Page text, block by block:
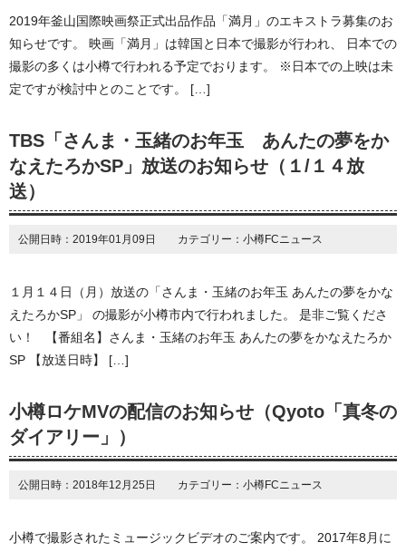
2019年釜山国際映画祭正式出品作品「満月」のエキストラ募集のお
知らせです。 映画「満月」は韓国と日本で撮影が行われ、 日本での
撮影の多くは小樽で行われる予定でおります。 ※日本での上映は未
定ですが検討中とのことです。 […]
TBS「さんま・玉緒のお年玉 あんたの夢をか
なえたろかSP」放送のお知らせ（１/１４放
送）
公開日時：2019年01月09日 カテゴリー：小樽FCニュース
１月１４日（月）放送の「さんま・玉緒のお年玉 あんたの夢をかな
えたろかSP」 の撮影が小樽市内で行われました。 是非ご覧くださ
い！ 【番組名】さんま・玉緒のお年玉 あんたの夢をかなえたろか
SP 【放送日時】 […]
小樽ロケMVの配信のお知らせ（Qyoto「真冬の
ダイアリー」）
公開日時：2018年12月25日 カテゴリー：小樽FCニュース
小樽で撮影されたミュージックビデオのご案内です。 2017年8月に